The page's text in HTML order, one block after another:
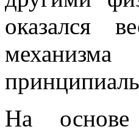
оказался
На основе